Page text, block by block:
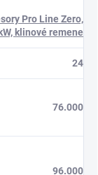
Pro Line Zero,
klinové remene
24
76.000
96.000